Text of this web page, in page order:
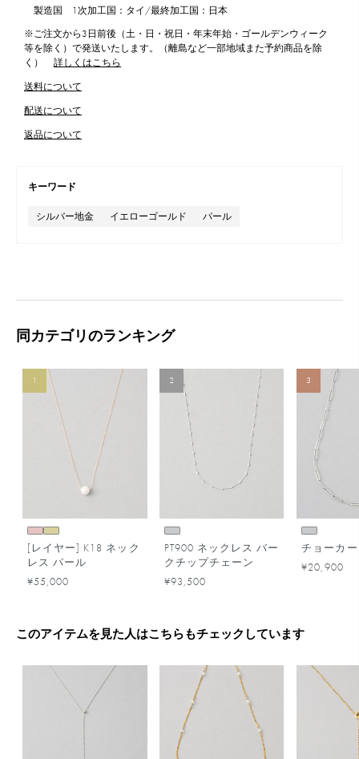
製造国 1次加工国：タイ/最終加工国：日本
※ご注文から3日前後（土・日・祝日・年末年始・ゴールデンウィーク
等を除く）で発送いたします。（離島など一部地域また予約商品を除
く）
詳しくはこちら
送料について
配送について
返品について
キーワード
シルバー地金 イエローゴールド パール
同カテゴリのランキング
1
[レイヤー] K18 ネック
レス パール
¥55,000
2
PT900 ネックレス バー
クチップチェーン
¥93,500
3
チョーカ
¥20,900
このアイテムを見た人はこちらもチェックしています